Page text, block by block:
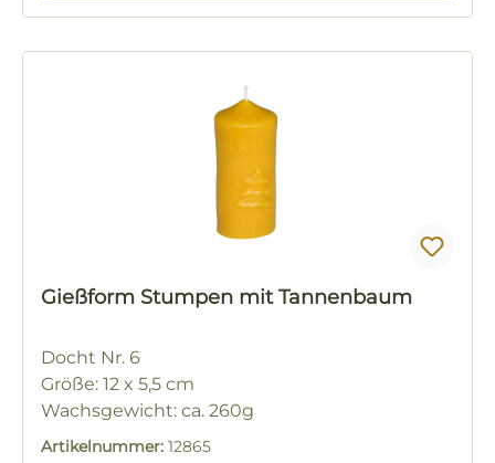
Gießform Stumpen mit Tannenbaum
Docht Nr. 6
Größe: 12 x 5,5 cm
Wachsgewicht: ca. 260g
Artikelnummer: 12865